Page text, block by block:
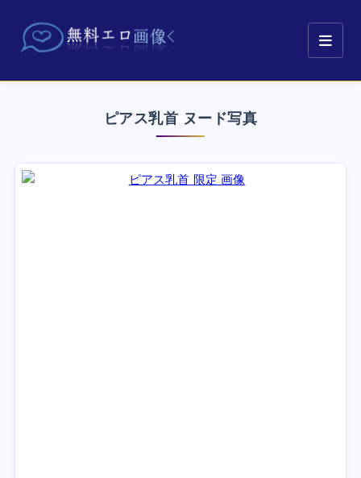
ピアス乳首 ヌード写真